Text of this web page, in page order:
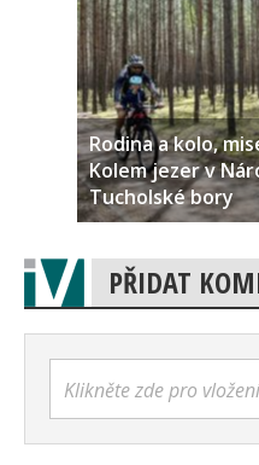
Rodina a kolo,
Kolem jezer v
Tucholské bory
PŘIDAT
Klikněte zde pro